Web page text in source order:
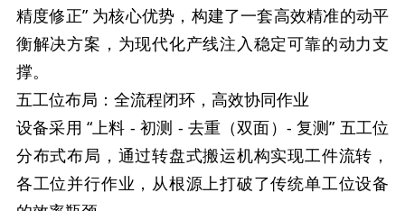
精度修正” 为核心优势，构建了一套高效精准的动平
衡解决方案，为现代化产线注入稳定可靠的动力支
撑。
五工位布局：全流程闭环，高效协同作业
设备采用 “上料 - 初测 - 去重（双面）- 复测” 五工位
分布式布局，通过转盘式搬运机构实现工件流转，
各工位并行作业，从根源上打破了传统单工位设备